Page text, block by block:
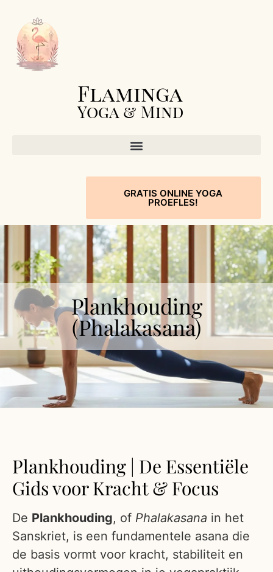
Flaminga
Yoga & Mind
GRATIS ONLINE YOGA
PROEFLES!
Plankhouding
(Phalakasana)
Plankhouding | De Essentiële
Gids voor Kracht & Focus
De Plankhouding, of Phalakasana in het
Sanskriet, is een fundamentele asana die
de basis vormt voor kracht, stabiliteit en